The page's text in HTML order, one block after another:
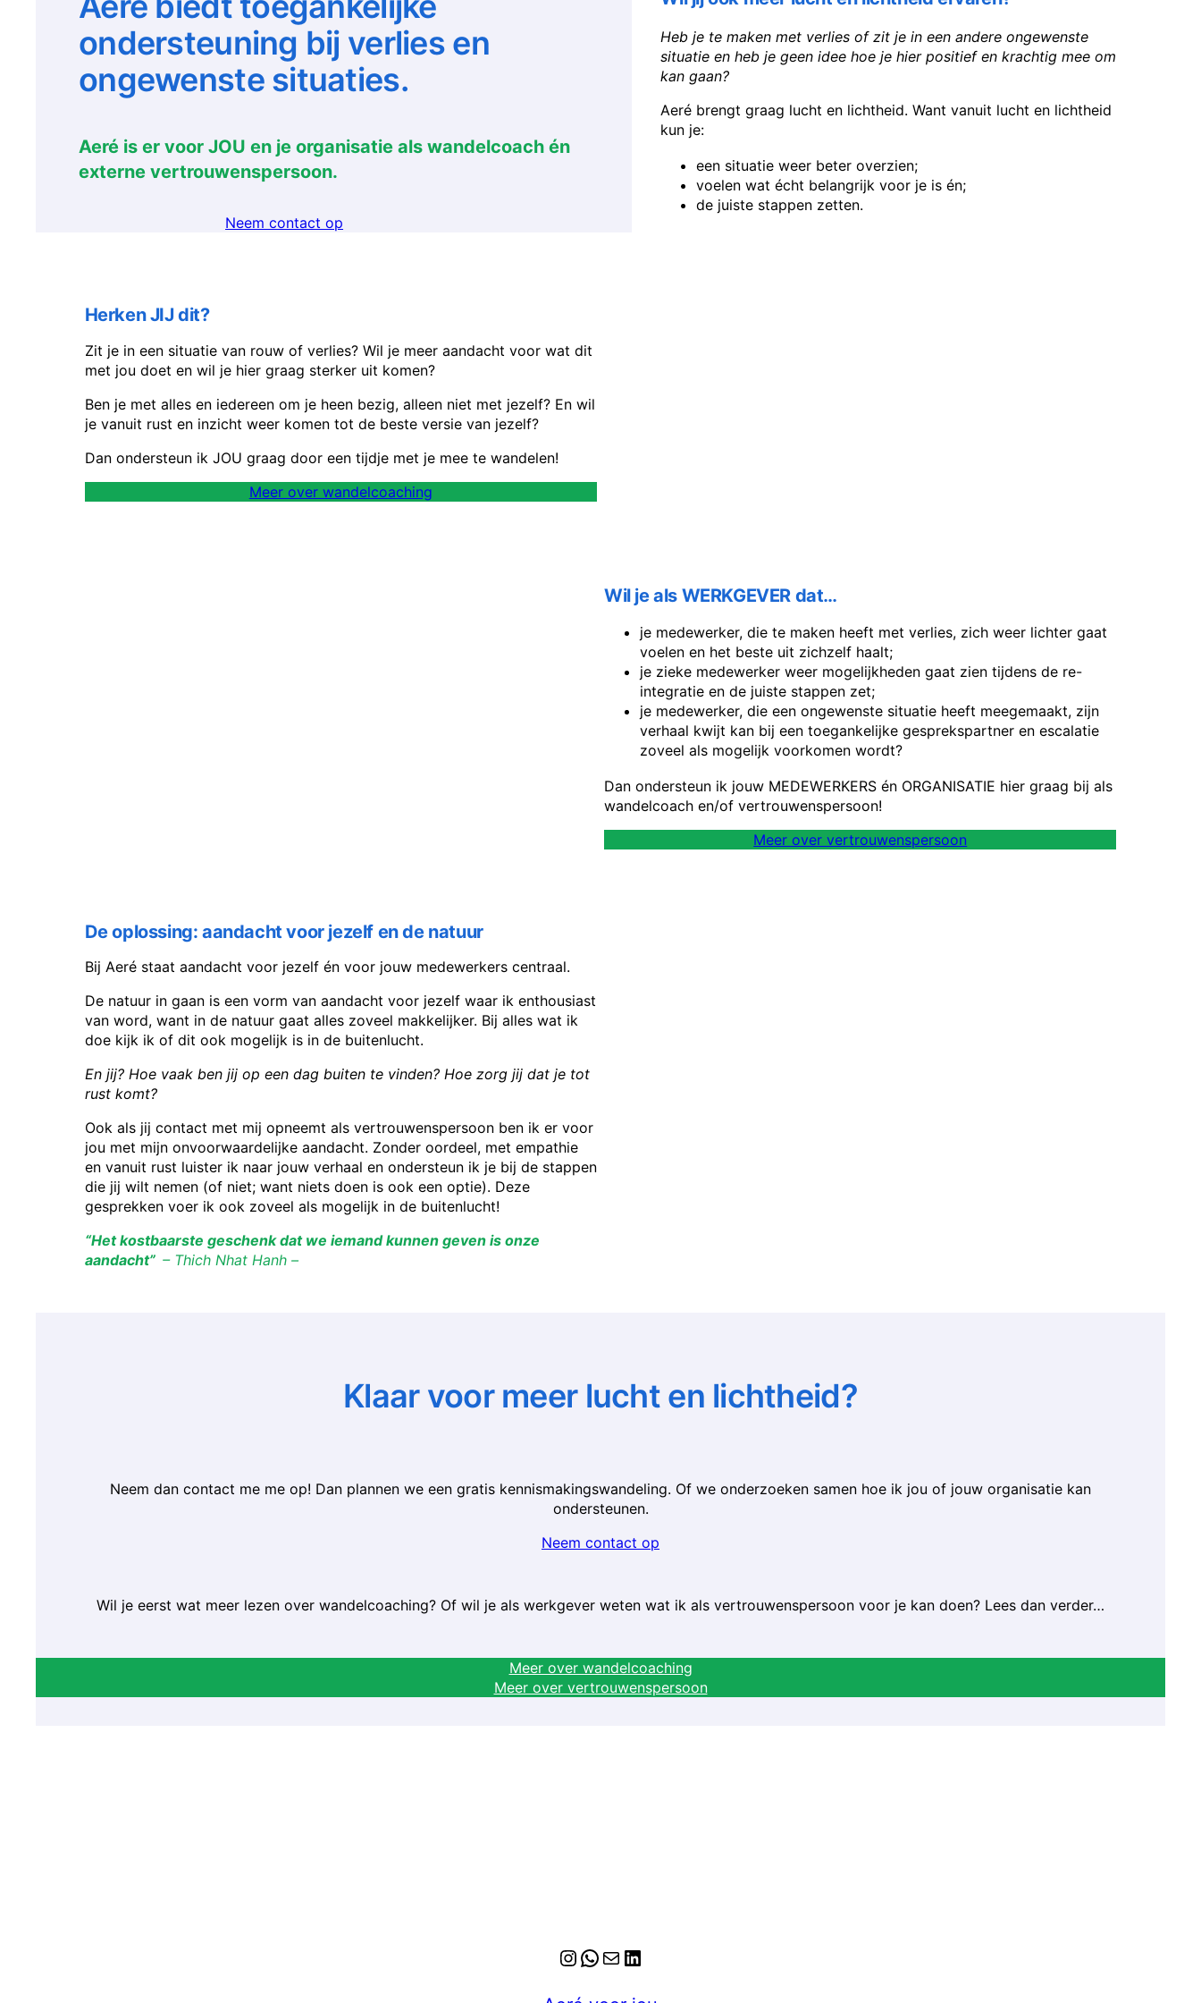
ondersteuning bij verlies en
ongewenste situaties.
Aeré is er voor JOU en je organisatie als wandelcoach én
externe vertrouwenspersoon.
Neem contact op
Heb je te maken met verlies of zit je in een andere ongewenste
situatie en heb je geen idee hoe je hier positief en krachtig mee om
kan gaan?
Aeré brengt graag lucht en lichtheid. Want vanuit lucht en lichtheid
kun je:
een situatie weer beter overzien;
voelen wat écht belangrijk voor je is én;
de juiste stappen zetten.
Herken JIJ dit?
Zit je in een situatie van rouw of verlies? Wil je meer aandacht voor wat dit
met jou doet en wil je hier graag sterker uit komen?
Ben je met alles en iedereen om je heen bezig, alleen niet met jezelf? En wil
je vanuit rust en inzicht weer komen tot de beste versie van jezelf?
Dan ondersteun ik JOU graag door een tijdje met je mee te wandelen!
Meer over wandelcoaching
Wil je als WERKGEVER dat…
je medewerker, die te maken heeft met verlies, zich weer lichter gaat
voelen en het beste uit zichzelf haalt;
je zieke medewerker weer mogelijkheden gaat zien tijdens de re-
integratie en de juiste stappen zet;
je medewerker, die een ongewenste situatie heeft meegemaakt, zijn
verhaal kwijt kan bij een toegankelijke gesprekspartner en escalatie
zoveel als mogelijk voorkomen wordt?
Dan ondersteun ik jouw MEDEWERKERS én ORGANISATIE hier graag bij als
wandelcoach en/of vertrouwenspersoon!
Meer over vertrouwenspersoon
De oplossing: aandacht voor jezelf en de natuur
Bij Aeré staat aandacht voor jezelf én voor jouw medewerkers centraal.
De natuur in gaan is een vorm van aandacht voor jezelf waar ik enthousiast
van word, want in de natuur gaat alles zoveel makkelijker. Bij alles wat ik
doe kijk ik of dit ook mogelijk is in de buitenlucht.
En jij? Hoe vaak ben jij op een dag buiten te vinden? Hoe zorg jij dat je tot
rust komt?
Ook als jij contact met mij opneemt als vertrouwenspersoon ben ik er voor
jou met mijn onvoorwaardelijke aandacht. Zonder oordeel, met empathie
en vanuit rust luister ik naar jouw verhaal en ondersteun ik je bij de stappen
die jij wilt nemen (of niet; want niets doen is ook een optie). Deze
gesprekken voer ik ook zoveel als mogelijk in de buitenlucht!
“Het kostbaarste geschenk dat we iemand kunnen geven is onze
aandacht” – Thich Nhat Hanh –
Klaar voor meer lucht en lichtheid?
Neem dan contact me me op! Dan plannen we een gratis kennismakingswandeling. Of we onderzoeken samen hoe ik jou of jouw organisatie kan
ondersteunen.
Neem contact op
Wil je eerst wat meer lezen over wandelcoaching? Of wil je als werkgever weten wat ik als vertrouwenspersoon voor je kan doen? Lees dan verder…
Meer over wandelcoaching
Meer over vertrouwenspersoon
Instagram
WhatsApp
E-mailLinkedIn